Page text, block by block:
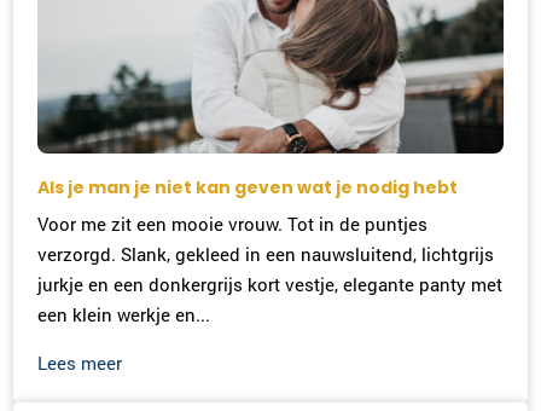
Als je man je niet kan geven wat je nodig hebt
Voor me zit een mooie vrouw. Tot in de puntjes
verzorgd. Slank, gekleed in een nauwsluitend, lichtgrijs
jurkje en een donkergrijs kort vestje, elegante panty met
een klein werkje en...
Lees meer